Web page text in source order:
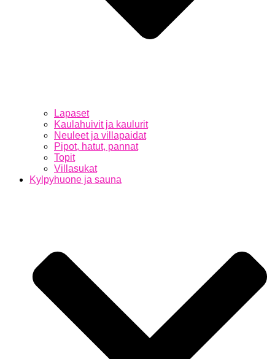
Lapaset
Kaulahuivit ja kaulurit
Neuleet ja villapaidat
Pipot, hatut, pannat
Topit
Villasukat
Kylpyhuone ja sauna